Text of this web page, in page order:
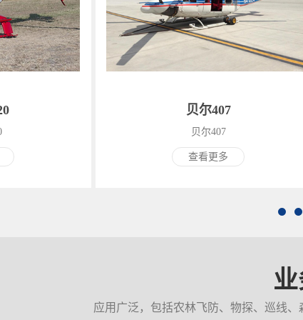
贝尔407
贝尔407
查看更多
应用广泛，包括农林飞防、物探、巡线